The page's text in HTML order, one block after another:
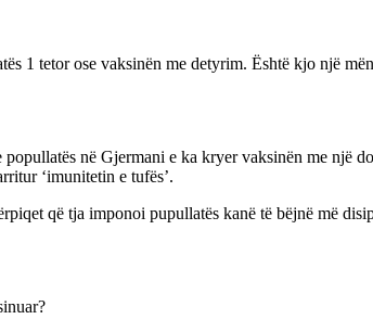
1 tetor ose vaksinën me detyrim. Është kjo një
në Gjermani e ka kryer vaksinën me një
‘imunitetin e tufës’.
që tja imponoi pupullatës kanë të bëjnë më